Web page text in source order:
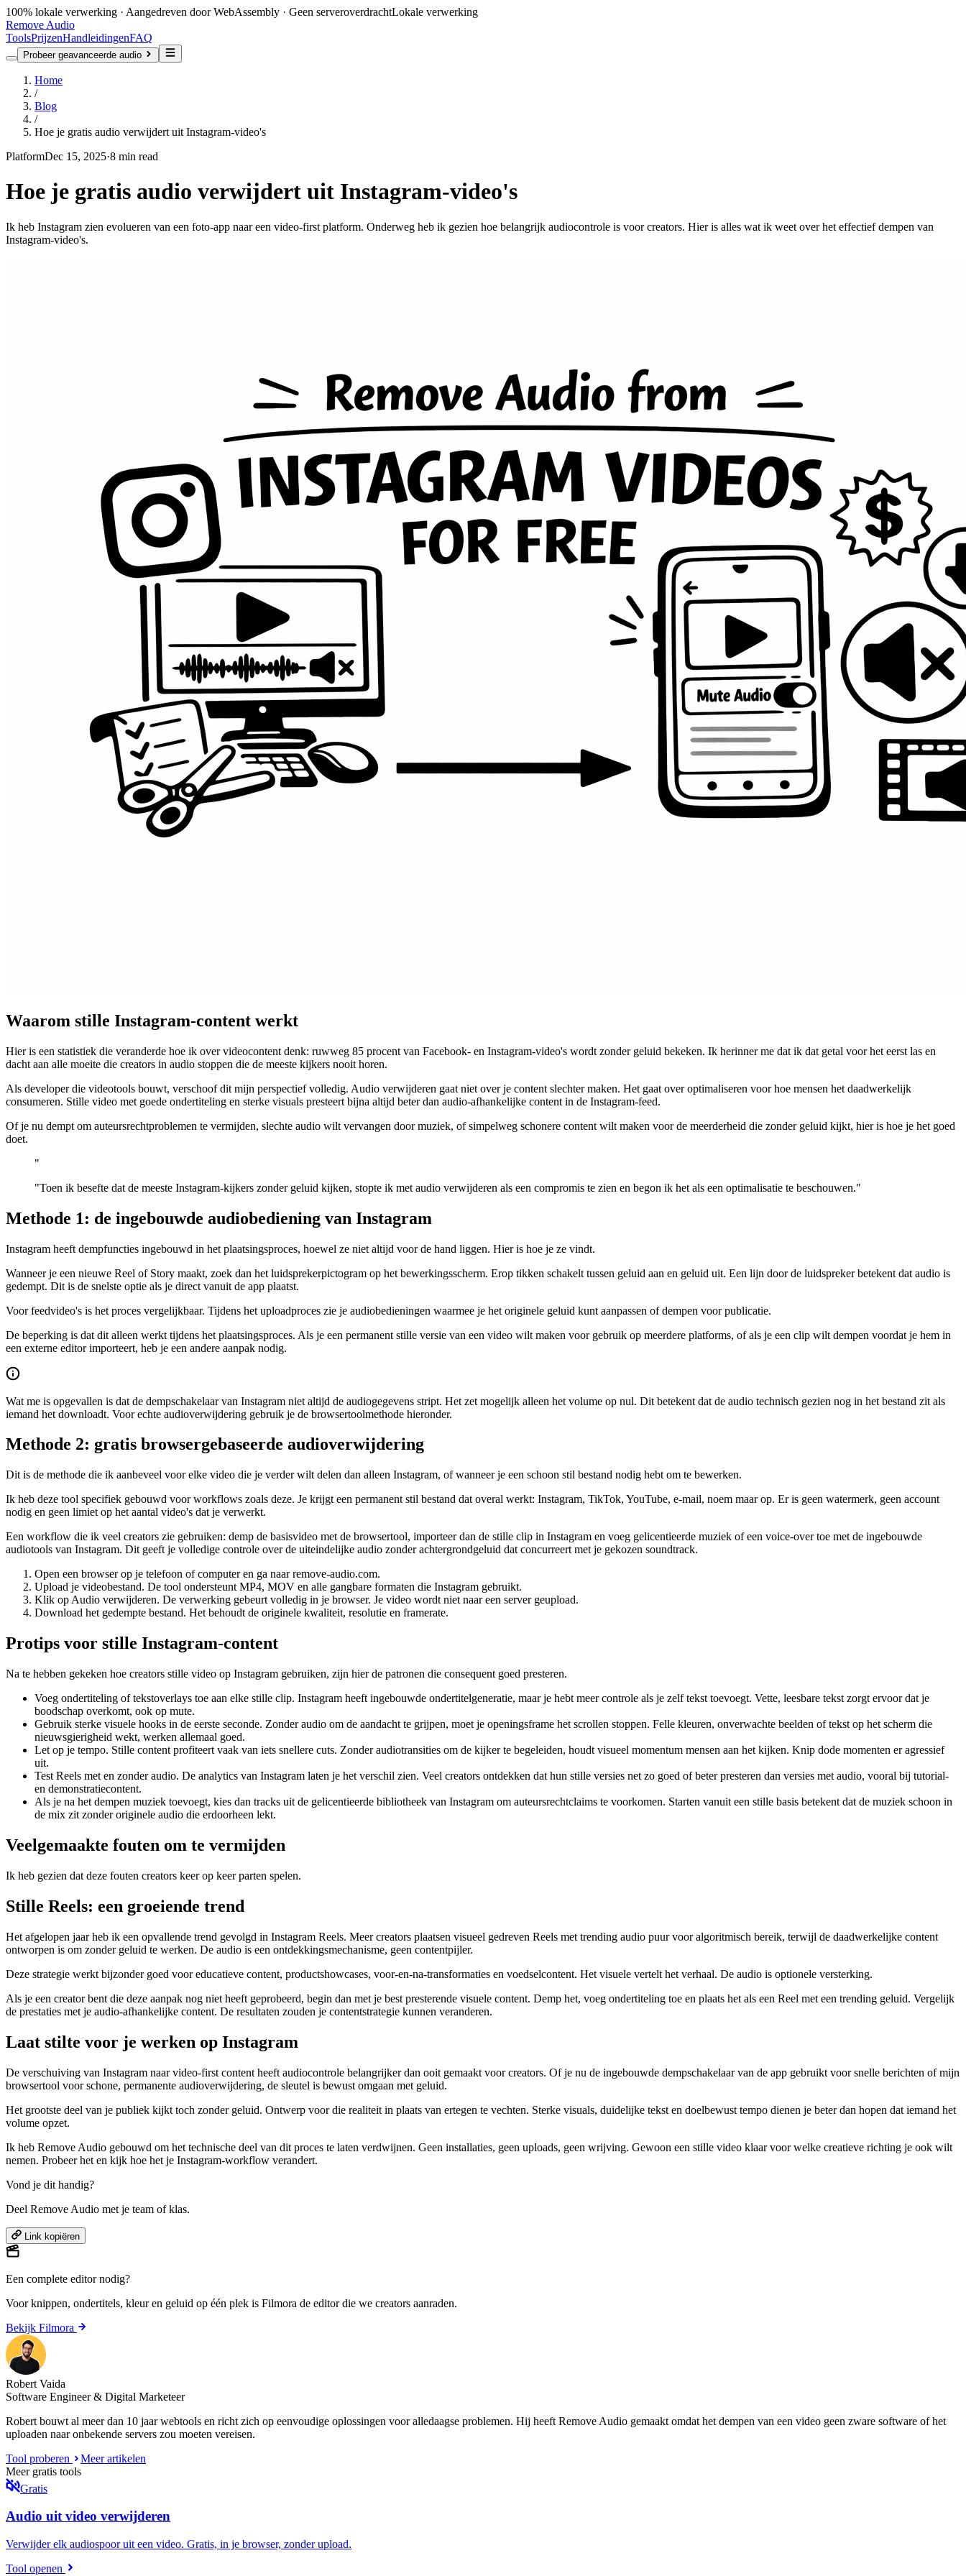
100% lokale verwerking · Aangedreven door WebAssembly · Geen serveroverdrachtLokale verwerking
Remove Audio
ToolsPrijzenHandleidingenFAQ
Probeer geavanceerde audio
Home
/
Blog
/
Hoe je gratis audio verwijdert uit Instagram-video's
PlatformDec 15, 2025·8 min read
Hoe je gratis audio verwijdert uit Instagram-video's
Ik heb Instagram zien evolueren van een foto-app naar een video-first platform. Onderweg heb ik gezien hoe belangrijk audiocontrole is voor creators. Hier is alles wat ik weet over het effectief dempen van
Instagram-video's.
Waarom stille Instagram-content werkt
Hier is een statistiek die veranderde hoe ik over videocontent denk: ruwweg 85 procent van Facebook- en Instagram-video's wordt zonder geluid bekeken. Ik herinner me dat ik dat getal voor het eerst las en
dacht aan alle moeite die creators in audio stoppen die de meeste kijkers nooit horen.
Als developer die videotools bouwt, verschoof dit mijn perspectief volledig. Audio verwijderen gaat niet over je content slechter maken. Het gaat over optimaliseren voor hoe mensen het daadwerkelijk
consumeren. Stille video met goede ondertiteling en sterke visuals presteert bijna altijd beter dan audio-afhankelijke content in de Instagram-feed.
Of je nu dempt om auteursrechtproblemen te vermijden, slechte audio wilt vervangen door muziek, of simpelweg schonere content wilt maken voor de meerderheid die zonder geluid kijkt, hier is hoe je het goed
doet.
"
"Toen ik besefte dat de meeste Instagram-kijkers zonder geluid kijken, stopte ik met audio verwijderen als een compromis te zien en begon ik het als een optimalisatie te beschouwen."
Methode 1: de ingebouwde audiobediening van Instagram
Instagram heeft dempfuncties ingebouwd in het plaatsingsproces, hoewel ze niet altijd voor de hand liggen. Hier is hoe je ze vindt.
Wanneer je een nieuwe Reel of Story maakt, zoek dan het luidsprekerpictogram op het bewerkingsscherm. Erop tikken schakelt tussen geluid aan en geluid uit. Een lijn door de luidspreker betekent dat audio is
gedempt. Dit is de snelste optie als je direct vanuit de app plaatst.
Voor feedvideo's is het proces vergelijkbaar. Tijdens het uploadproces zie je audiobedieningen waarmee je het originele geluid kunt aanpassen of dempen voor publicatie.
De beperking is dat dit alleen werkt tijdens het plaatsingsproces. Als je een permanent stille versie van een video wilt maken voor gebruik op meerdere platforms, of als je een clip wilt dempen voordat je hem in
een externe editor importeert, heb je een andere aanpak nodig.
Wat me is opgevallen is dat de dempschakelaar van Instagram niet altijd de audiogegevens stript. Het zet mogelijk alleen het volume op nul. Dit betekent dat de audio technisch gezien nog in het bestand zit als
iemand het downloadt. Voor echte audioverwijdering gebruik je de browsertoolmethode hieronder.
Methode 2: gratis browsergebaseerde audioverwijdering
Dit is de methode die ik aanbeveel voor elke video die je verder wilt delen dan alleen Instagram, of wanneer je een schoon stil bestand nodig hebt om te bewerken.
Ik heb deze tool specifiek gebouwd voor workflows zoals deze. Je krijgt een permanent stil bestand dat overal werkt: Instagram, TikTok, YouTube, e-mail, noem maar op. Er is geen watermerk, geen account
nodig en geen limiet op het aantal video's dat je verwerkt.
Een workflow die ik veel creators zie gebruiken: demp de basisvideo met de browsertool, importeer dan de stille clip in Instagram en voeg gelicentieerde muziek of een voice-over toe met de ingebouwde
audiotools van Instagram. Dit geeft je volledige controle over de uiteindelijke audio zonder achtergrondgeluid dat concurreert met je gekozen soundtrack.
Open een browser op je telefoon of computer en ga naar remove-audio.com.
Upload je videobestand. De tool ondersteunt MP4, MOV en alle gangbare formaten die Instagram gebruikt.
Klik op Audio verwijderen. De verwerking gebeurt volledig in je browser. Je video wordt niet naar een server geupload.
Download het gedempte bestand. Het behoudt de originele kwaliteit, resolutie en framerate.
Protips voor stille Instagram-content
Na te hebben gekeken hoe creators stille video op Instagram gebruiken, zijn hier de patronen die consequent goed presteren.
Voeg ondertiteling of tekstoverlays toe aan elke stille clip. Instagram heeft ingebouwde ondertitelgeneratie, maar je hebt meer controle als je zelf tekst toevoegt. Vette, leesbare tekst zorgt ervoor dat je
boodschap overkomt, ook op mute.
Gebruik sterke visuele hooks in de eerste seconde. Zonder audio om de aandacht te grijpen, moet je openingsframe het scrollen stoppen. Felle kleuren, onverwachte beelden of tekst op het scherm die
nieuwsgierigheid wekt, werken allemaal goed.
Let op je tempo. Stille content profiteert vaak van iets snellere cuts. Zonder audiotransities om de kijker te begeleiden, houdt visueel momentum mensen aan het kijken. Knip dode momenten er agressief
uit.
Test Reels met en zonder audio. De analytics van Instagram laten je het verschil zien. Veel creators ontdekken dat hun stille versies net zo goed of beter presteren dan versies met audio, vooral bij tutorial-
en demonstratiecontent.
Als je na het dempen muziek toevoegt, kies dan tracks uit de gelicentieerde bibliotheek van Instagram om auteursrechtclaims te voorkomen. Starten vanuit een stille basis betekent dat de muziek schoon in
de mix zit zonder originele audio die erdoorheen lekt.
Veelgemaakte fouten om te vermijden
Ik heb gezien dat deze fouten creators keer op keer parten spelen.
Stille Reels: een groeiende trend
Het afgelopen jaar heb ik een opvallende trend gevolgd in Instagram Reels. Meer creators plaatsen visueel gedreven Reels met trending audio puur voor algoritmisch bereik, terwijl de daadwerkelijke content
ontworpen is om zonder geluid te werken. De audio is een ontdekkingsmechanisme, geen contentpijler.
Deze strategie werkt bijzonder goed voor educatieve content, productshowcases, voor-en-na-transformaties en voedselcontent. Het visuele vertelt het verhaal. De audio is optionele versterking.
Als je een creator bent die deze aanpak nog niet heeft geprobeerd, begin dan met je best presterende visuele content. Demp het, voeg ondertiteling toe en plaats het als een Reel met een trending geluid. Vergelijk
de prestaties met je audio-afhankelijke content. De resultaten zouden je contentstrategie kunnen veranderen.
Laat stilte voor je werken op Instagram
De verschuiving van Instagram naar video-first content heeft audiocontrole belangrijker dan ooit gemaakt voor creators. Of je nu de ingebouwde dempschakelaar van de app gebruikt voor snelle berichten of mijn
browsertool voor schone, permanente audioverwijdering, de sleutel is bewust omgaan met geluid.
Het grootste deel van je publiek kijkt toch zonder geluid. Ontwerp voor die realiteit in plaats van ertegen te vechten. Sterke visuals, duidelijke tekst en doelbewust tempo dienen je beter dan hopen dat iemand het
volume opzet.
Ik heb Remove Audio gebouwd om het technische deel van dit proces te laten verdwijnen. Geen installaties, geen uploads, geen wrijving. Gewoon een stille video klaar voor welke creatieve richting je ook wilt
nemen. Probeer het en kijk hoe het je Instagram-workflow verandert.
Vond je dit handig?
Deel Remove Audio met je team of klas.
Link kopiëren
Een complete editor nodig?
Voor knippen, ondertitels, kleur en geluid op één plek is Filmora de editor die we creators aanraden.
Bekijk Filmora
Robert Vaida
Software Engineer & Digital Marketeer
Robert bouwt al meer dan 10 jaar webtools en richt zich op eenvoudige oplossingen voor alledaagse problemen. Hij heeft Remove Audio gemaakt omdat het dempen van een video geen zware software of het
uploaden naar onbekende servers zou moeten vereisen.
Tool proberen
Meer artikelen
Meer gratis tools
Gratis
Audio uit video verwijderen
Verwijder elk audiospoor uit een video. Gratis, in je browser, zonder upload.
Tool openen